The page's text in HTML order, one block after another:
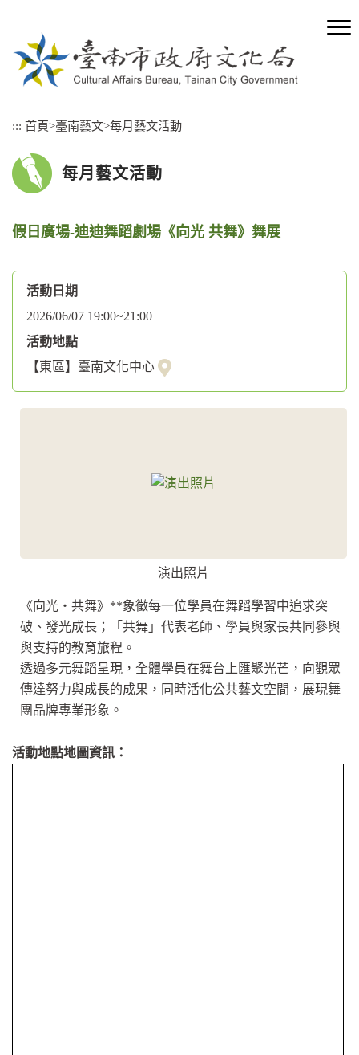
::: 首頁>臺南藝文>每月藝文活動
每月藝文活動
假日廣場-迪迪舞蹈劇場《向光 共舞》舞展
活動日期
2026/06/07 19:00~21:00
活動地點
【東區】臺南文化中心
演出照片
《向光・共舞》**象徵每一位學員在舞蹈學習中追求突
破、發光成長；「共舞」代表老師、學員與家長共同參與
與支持的教育旅程。
透過多元舞蹈呈現，全體學員在舞台上匯聚光芒，向觀眾
傳達努力與成長的成果，同時活化公共藝文空間，展現舞
團品牌專業形象。
活動地點地圖資訊：